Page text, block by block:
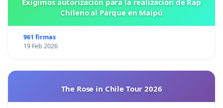
Chileno al Parque en Maipú
961 firmas
19 Feb 2026
The Rose in Chile Tour 2026